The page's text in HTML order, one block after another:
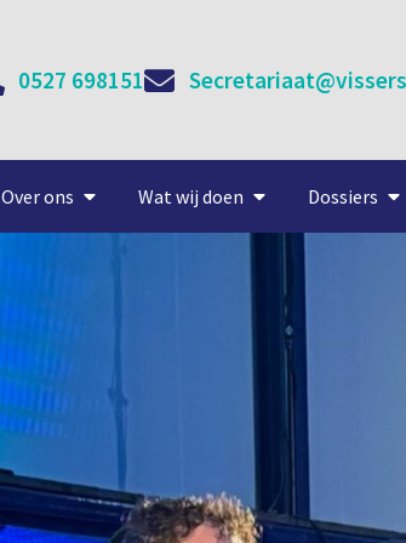
0527 698151
Over ons Wat wij doen Dossiers